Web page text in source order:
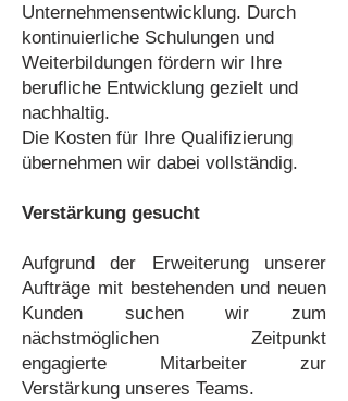
Unternehmensentwicklung. Durch
kontinuierliche Schulungen und
Weiterbildungen fördern wir Ihre
berufliche Entwicklung gezielt und
nachhaltig.
Die Kosten für Ihre Qualifizierung
übernehmen wir dabei vollständig.
Verstärkung gesucht
Aufgrund der Erweiterung unserer
Aufträge mit bestehenden und neuen
Kunden suchen wir zum
nächstmöglichen Zeitpunkt
engagierte Mitarbeiter zur
Verstärkung unseres Teams.